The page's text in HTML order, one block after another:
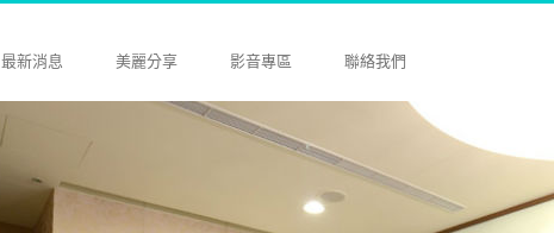
最新消息 美麗分享 影音專區 聯絡我們